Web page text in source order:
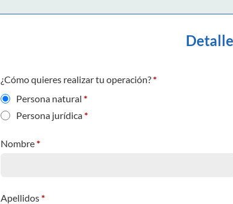
¿Cómo quieres realizar tu operación?*
Persona natural *
Persona jurídica*
Nombre*
Apellidos*